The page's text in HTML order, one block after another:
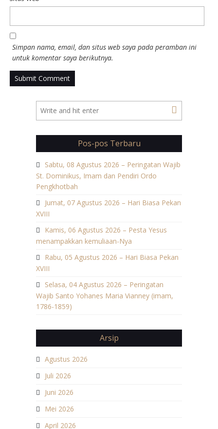
Simpan nama, email, dan situs web saya pada peramban ini
untuk komentar saya berikutnya.
Pos-pos Terbaru
Sabtu, 08 Agustus 2026 – Peringatan Wajib
St. Dominikus, Imam dan Pendiri Ordo
Pengkhotbah
Jumat, 07 Agustus 2026 – Hari Biasa Pekan
XVIII
Kamis, 06 Agustus 2026 – Pesta Yesus
menampakkan kemuliaan-Nya
Rabu, 05 Agustus 2026 – Hari Biasa Pekan
XVIII
Selasa, 04 Agustus 2026 – Peringatan
Wajib Santo Yohanes Maria Vianney (imam,
1786-1859)
Arsip
Agustus 2026
Juli 2026
Juni 2026
Mei 2026
April 2026